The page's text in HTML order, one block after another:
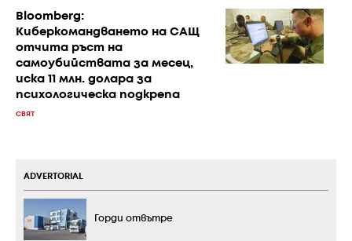
Bloomberg:
Киберкомандването на САЩ
отчита ръст на
самоубийствата за месец,
иска 11 млн. долара за
психологическа подкрепа
СВЯТ
ADVERTORIAL
Горди отвътре